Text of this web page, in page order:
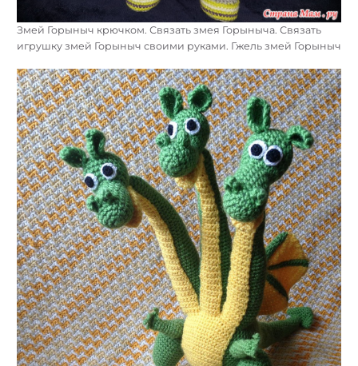
Змей Горыныч крючком. Связать змея Горыныча. Связать
игрушку змей Горыныч своими руками. Гжель змей Горыныч